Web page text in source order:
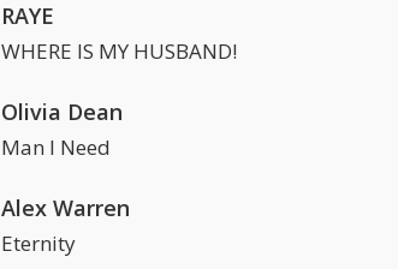
RAYE
WHERE IS MY HUSBAND!
Olivia Dean
Man I Need
Alex Warren
Eternity